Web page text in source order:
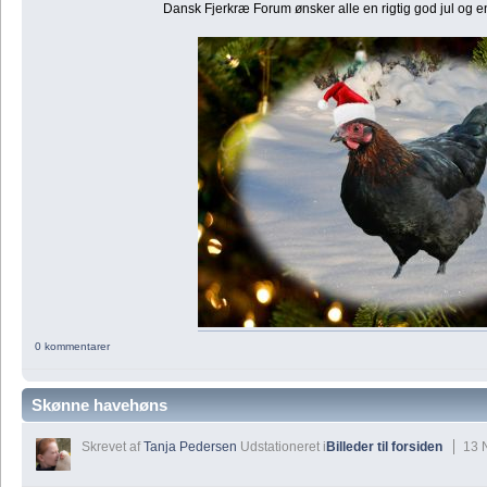
Dansk Fjerkræ Forum ønsker alle en rigtig god jul og
0 kommentarer
Skønne havehøns
Skrevet afTanja Pedersen Udstationeret i Billeder til forsiden 13